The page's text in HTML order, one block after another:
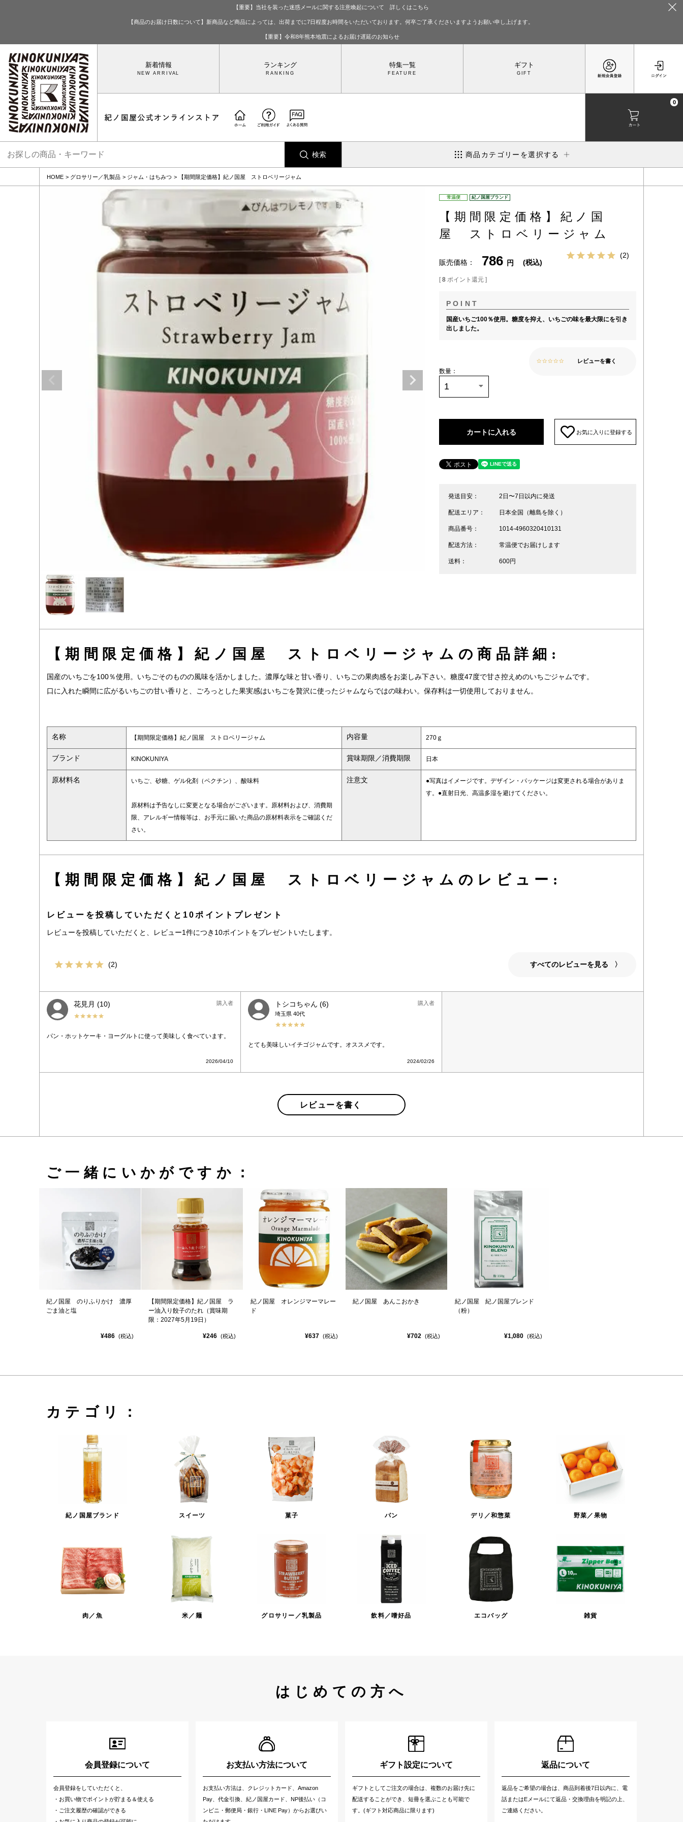
【重要】当社を装った迷惑メールに関する注意喚起について 詳しくはこちら
【商品のお届け日数について】新商品など商品によっては、出荷までに7日程度お時間をいただいております。何卒ご了承くださいますようお願い申し上げます。
【重要】令和8年熊本地震によるお届け遅延のお知らせ
0
新着情報 ランキング 特集一覧 ギフト
検索 商品カテゴリーを選択する
HOME グロサリー／乳製品 ジャム・はちみつ 【期間限定価格】紀ノ国屋 ストロベリージャム
常温便 紀ノ国屋ブランド
【期間限定価格】紀ノ国
屋 ストロベリージャム
販売価格 786 税込
2
[8 ポイント還元 ]
国産いちご100％使用。糖度を抑え、いちごの味を最大限にを引き
出しました。
レビューを書く
お気に入りに登録する
カートに入れる
発送目安： 2日〜7日以内に発送
配送エリア： 日本全国（離島を除く）
商品番号： 1014-4960320410131
配送方法： 常温便でお届けします
送料： 600円
【期間限定価格】紀ノ国屋 ストロベリージャムの商品詳細:
国産のいちごを100％使用。いちごそのものの風味を活かしました。濃厚な味と甘い香り、いちごの果肉感をお楽しみ下さい。糖度47度で甘さ控えめのいちごジャムです。
口に入れた瞬間に広がるいちごの甘い香りと、ごろっとした果実感はいちごを贅沢に使ったジャムならではの味わい。保存料は一切使用しておりません。
名称 【期間限定価格】紀ノ国屋 ストロベリージャム
ブランド KINOKUNIYA
原材料名 いちご、砂糖、ゲル化剤（ペクチン）、酸味料
原材料は予告なしに変更となる場合がございます。原材料および、消費期
限、アレルギー情報等は、お手元に届いた商品の原材料表示をご確認くだ
さい。
内容量 270ｇ
賞味期限／消費期限 日本
注意文
●写真はイメージです。デザイン・パッケージは変更される場合がありま
す。●直射日光、高温多湿を避けてください。
【期間限定価格】紀ノ国屋 ストロベリージャムのレビュー:
レビューを投稿していただくと10ポイントプレゼント
レビューを投稿していただくと、レビュー1件につき10ポイントをプレゼントいたします。
2
花見月 10 購入者
2026/04/10
パン・ホットケーキ・ヨーグルトに使って美味しく食べています。
トシコちゃん 6
購入者
埼玉県 40代
2024/02/26
とても美味しいイチゴジャムです。オススメです。
すべてのレビューを見る
レビューを書く
ご一緒にいかがですか：
紀ノ国屋 のりふりかけ 濃厚
ごま油と塩
¥486 (税込)
【期間限定価格】紀ノ国屋 ラ
ー油入り餃子のたれ（賞味期
限：2027年5月19日）
¥246 (税込)
紀ノ国屋 オレンジマーマレー
ド
¥637 (税込)
紀ノ国屋 あんこおかき
¥702 (税込)
紀ノ国屋 紀ノ国屋ブレンド
（粉）
¥1,080 (税込)
カテゴリ：
紀ノ国屋ブランド スイーツ 菓子 パン デリ／和惣菜 野菜／果物
肉／魚 米／麺 グロサリー／乳製品 飲料／嗜好品 エコバッグ 雑貨
はじめての方へ
会員登録について
会員登録をしていただくと、
・お買い物でポイントが貯まる＆使える
・ご注文履歴の確認ができる
お支払い方法について
お支払い方法は、クレジットカード、Amazon
Pay、代金引換、紀ノ国屋カード、NP後払い（コ
ンビニ・郵便局・銀行・LINE Pay）からお選びい
ギフト設定について
ギフトとしてご注文の場合は、複数のお届け先に
配送することができ、短冊を選ぶことも可能で
す。(ギフト対応商品に限ります)
返品について
返品をご希望の場合は、商品到着後7日以内に、電
話またはEメールにて返品・交換理由を明記の上、
ご連絡ください。